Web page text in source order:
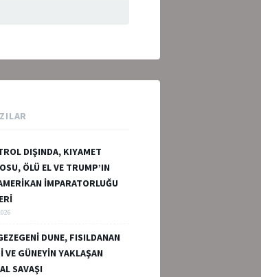
DIŞINDA, KIYAMET
ÖLÜ EL VE TRUMP’IN
İMPARATORLUĞU
DUNE, FISILDANAN
VE GÜNEYİN YAKLAŞAN
SAVAŞI